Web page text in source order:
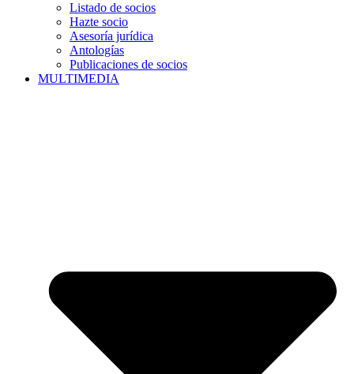
Listado de socios
Hazte socio
Asesoría jurídica
Antologías
Publicaciones de socios
MULTIMEDIA